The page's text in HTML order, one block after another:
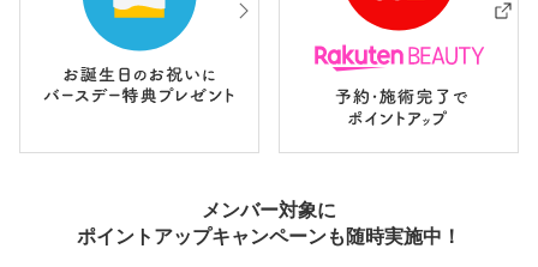
メンバー対象に
ポイントアップキャンペーンも随時実施中！